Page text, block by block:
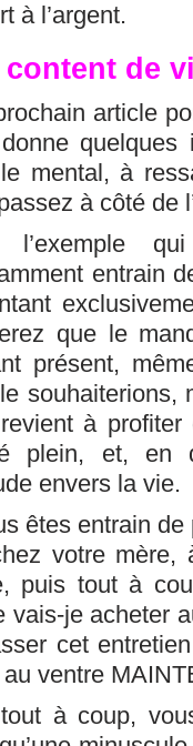
à l’argent.
content de
article
mental, à
à côté de
l’exemple
entrain
que le
présent,
souhaiterions,
à
plein, et, en
envers la vie.
êtes entrain de
votre mère,
puis tout à
vais-je acheter
cet
ventre
à coup,